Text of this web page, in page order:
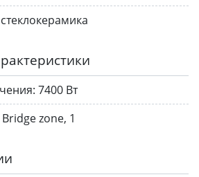
стеклокерамика
7400 Вт
Bridge zone, 1